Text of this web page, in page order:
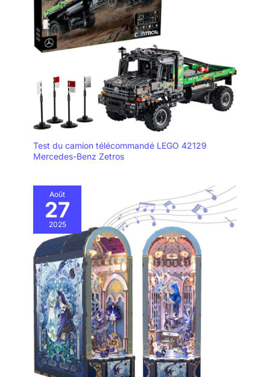
Test du camion télécommandé LEGO 42129
Mercedes-Benz Zetros
Août
27
2025